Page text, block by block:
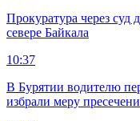
Прокуратура через суд
севере Байкала
10:37
В Бурятии водителю
избрали меру